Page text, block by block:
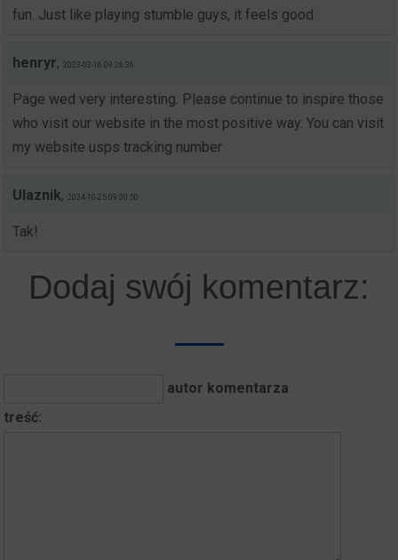
fun. Just like playing stumble guys, it feels good
henryr,2023-03-16 09:26:36
Page wed very interesting. Please continue to inspire those
who visit our website in the most positive way. You can visit
my website usps tracking number
Ulaznik,2024-10-25 09:30:50
Tak!
Dodaj swój komentarz:
autor komentarza
treść: